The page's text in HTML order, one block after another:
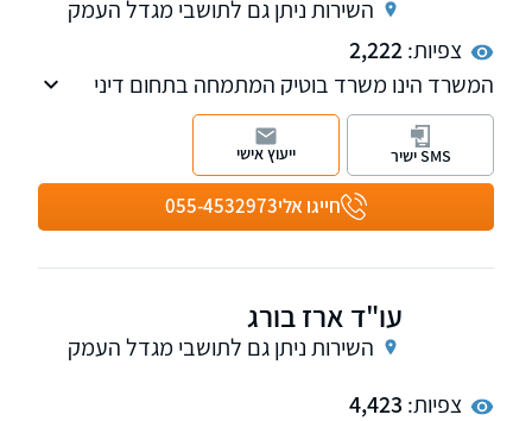
השירות ניתן גם לתושבי מגדל העמק
צפיות:2,222
המשרד הינו משרד בוטיק המתמחה בתחום דיני
המשפחה והירושה, עריכת ייפוי כח מתמשך, צוואות
וצוואות הדדיות מסמך הבעת רצון, והסכמים
הנוגעים לתא המשפחתי
במשרד כל לקוח מקבל ליווי אישי צמוד וזמינות
חייגו אלי055-4532973
SMS ישיר ייעוץ אישי
עו"ד ארז בורג
השירות ניתן גם לתושבי מגדל העמק
צפיות: 4,423